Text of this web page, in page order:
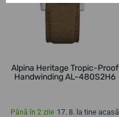
Alpina Heritage Tropic-Proof
Handwinding AL-480S2H6
Până în 2 zile 17. 8. la tine acasă